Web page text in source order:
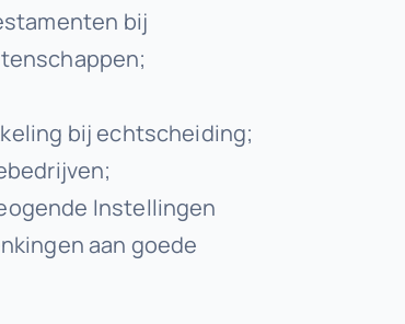
bij
bij echtscheiding;
Instellingen
aan goede